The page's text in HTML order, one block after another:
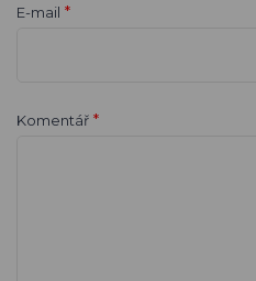
E-mail *
Komentář *